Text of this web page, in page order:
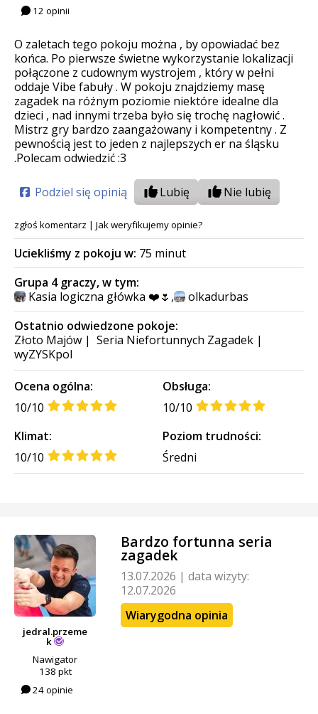
12 opinii
O zaletach tego pokoju można , by opowiadać bez
końca. Po pierwsze świetne wykorzystanie lokalizacji
połączone z cudownym wystrojem , który w pełni
oddaje Vibe fabuły . W pokoju znajdziemy masę
zagadek na różnym poziomie niektóre idealne dla
dzieci , nad innymi trzeba było się trochę nagłowić .
Mistrz gry bardzo zaangażowany i kompetentny . Z
pewnością jest to jeden z najlepszych er na śląsku
.Polecam odwiedzić :3
Podziel się opinią Lubię Nie lubię
zgłoś komentarz | Jak weryfikujemy opinie?
Uciekliśmy z pokoju w: 75 minut
Grupa 4 graczy, w tym:
Kasia logiczna główka ❤️🌷 ,
olkadurbas
Ostatnio odwiedzone pokoje:
Złoto Majów | Seria Niefortunnych Zagadek |
wyZYSKpol
Ocena ogólna:
10/10
Obsługa:
10/10
Klimat:
10/10
Poziom trudności:
Średni
jedral.przeme
k
Nawigator
138 pkt
24 opinie
Bardzo fortunna seria
zagadek
13.07.2026 | data wizyty:
12.07.2026
Wiarygodna opinia